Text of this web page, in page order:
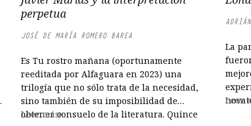
perpetua
JOSÉ DE MARÍA ROMERO BAREA
Es Tu rostro mañana (oportunamente
reeditada por Alfaguara en 2023) una
trilogía que no sólo trata de la necesidad,
sino también de su imposibilidad de
obtener consuelo de la literatura. Quince
Leer más
La
Leer